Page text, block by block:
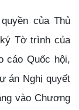
của Thủ
Tờ trình của
cáo Quốc hội,
án Nghị quyết
vào Chương